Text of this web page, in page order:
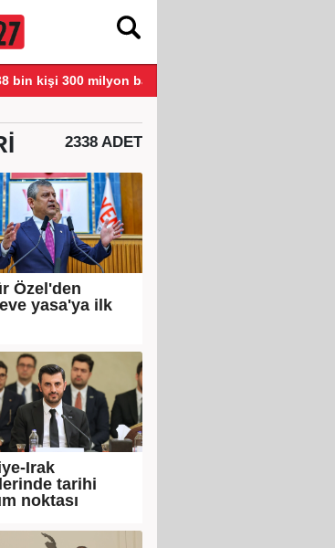
300 milyon bağış yaptı20:14 ┋ Menderes Belediye
2338 ADET
Özel'den
yasa'ya ilk
Irak
tarihi
noktası